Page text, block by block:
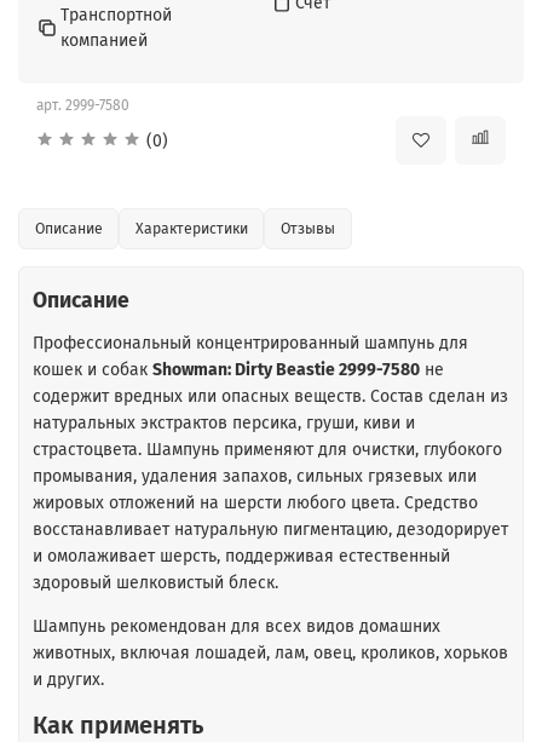
арт. 2999-7580
(0)
Транспортной
компанией
Описание Характеристики Отзывы
Описание
Профессиональный концентрированный шампунь для
кошек и собак Showman: Dirty Beastie 2999-7580 не
содержит вредных или опасных веществ. Состав сделан из
натуральных экстрактов персика, груши, киви и
страстоцвета. Шампунь применяют для очистки, глубокого
промывания, удаления запахов, сильных грязевых или
жировых отложений на шерсти любого цвета. Средство
восстанавливает натуральную пигментацию, дезодорирует
и омолаживает шерсть, поддерживая естественный
здоровый шелковистый блеск.
Шампунь рекомендован для всех видов домашних
животных, включая лошадей, лам, овец, кроликов, хорьков
и других.
Как применять